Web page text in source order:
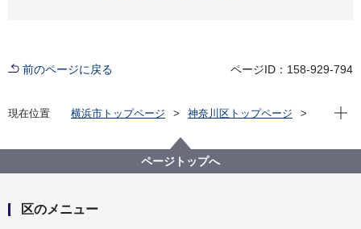
前のページに戻る ページID：158-929-794
現在位置 横浜市トップページ
神奈川区トップページ
西寺尾の丘公園（にしてらおのおかこうえん）
現在
ページトップへ
区のメニュー